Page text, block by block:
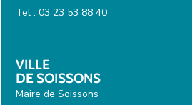
Tel : 03 23 53 88 40
VILLE
DE SOISSONS
Maire de Soissons